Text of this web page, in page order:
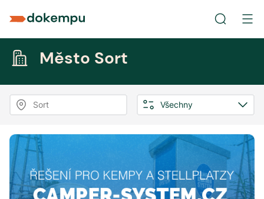
Město Sort
Sort Všechny